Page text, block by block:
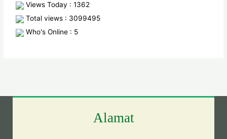
Views Today : 1362
Total views : 3099495
Who's Online : 5
Alamat